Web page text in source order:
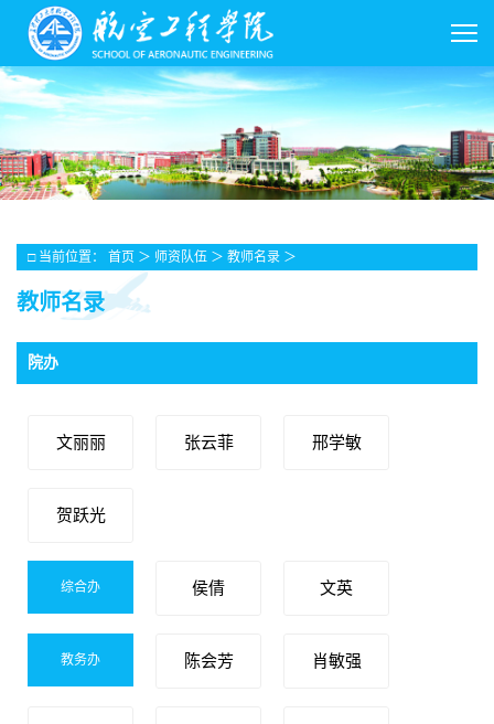
□ 当前位置： 首页 ＞ 师资队伍 ＞ 教师名录 ＞
教师名录
院办
文丽丽 张云菲 邢学敏
贺跃光
综合办 侯倩 文英
教务办 陈会芳 肖敏强